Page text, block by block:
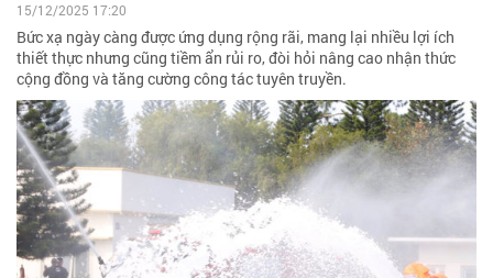
15/12/2025 17:20
Bức xạ ngày càng được ứng dụng rộng rãi, mang lại nhiều lợi ích
thiết thực nhưng cũng tiềm ẩn rủi ro, đòi hỏi nâng cao nhận thức
cộng đồng và tăng cường công tác tuyên truyền.